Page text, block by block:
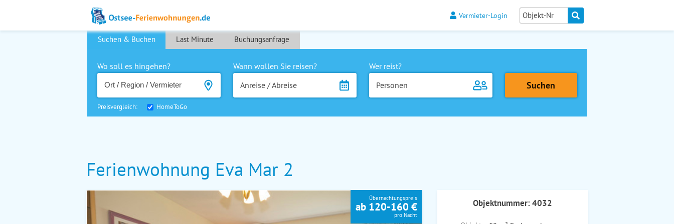
Vermieter-Login
Suchen & Buchen Last Minute Buchungsanfrage
Wo soll es hingehen?
Wann wollen Sie reisen?
Anreise / Abreise
Wer reist?
Personen
Preisvergleich: HomeToGo
Ferienwohnung Eva Mar 2
Übernachtungspreis
ab 120-160 €
pro Nacht
Objektnummer: 4032